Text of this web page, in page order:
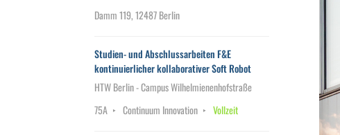
Damm 119, 12487 Berlin
Studien- und Abschlussarbeiten F&E
kontinuierlicher kollaborativer Soft Robot
HTW Berlin - Campus Wilhelmienenhofstraße
75A
Continuum Innovation Vollzeit